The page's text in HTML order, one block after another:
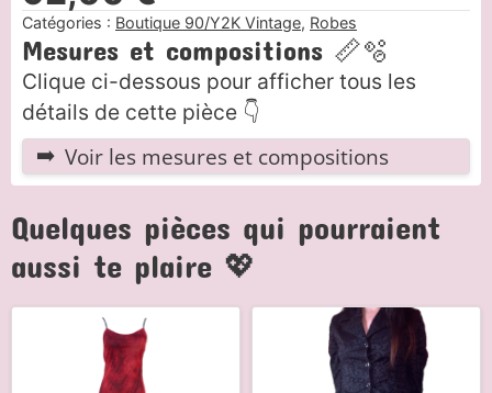
Mesures et compositions 📏🫧
Clique ci-dessous pour afficher tous les
détails de cette pièce 👇
Voir les mesures et compositions
Catégories : Boutique 90/Y2K Vintage, Robes
Quelques pièces qui pourraient
aussi te plaire 💖